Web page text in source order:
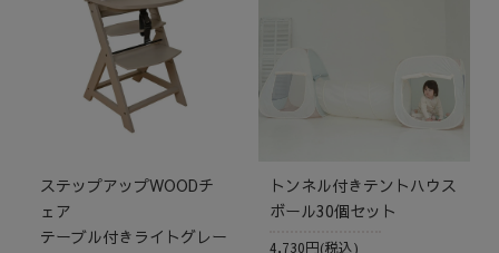
ステップアップWOODチ
ェア
テーブル付きライトグレー
トンネル付きテントハウス
ボール30個セット
4,730円(税込)